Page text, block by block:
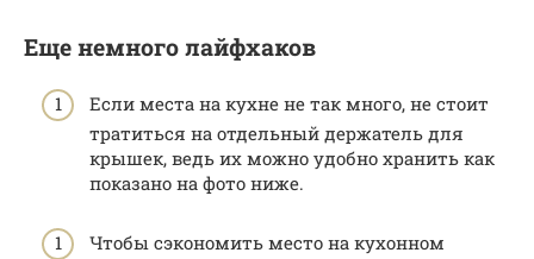
Еще немного лайфхаков
Если места на кухне не так много, не стоит
тратиться на отдельный держатель для
крышек, ведь их можно удобно хранить как
показано на фото ниже.
Чтобы сэкономить место на кухонном